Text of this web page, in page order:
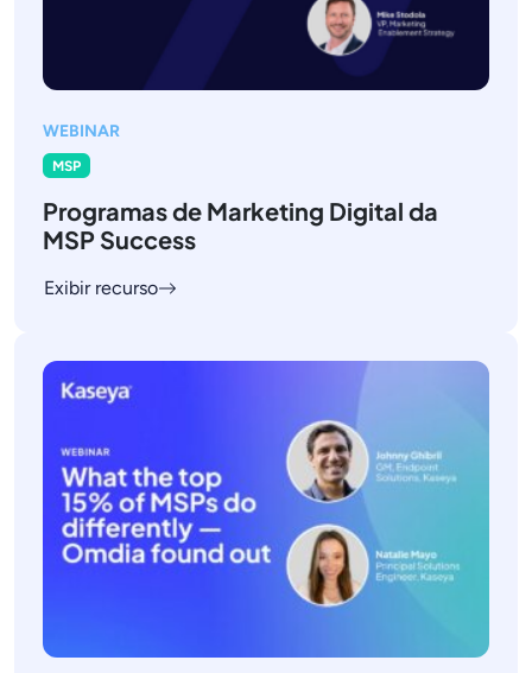
WEBINAR
MSP
Programas de Marketing Digital da
MSP Success
Exibir recurso